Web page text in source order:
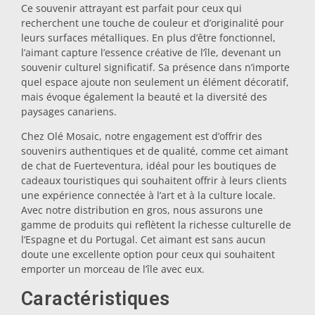
Verres
Verres à shot
Souvenirs par ville
Souvenirs d'Espagne
Ce souvenir attrayant est parfait pour ceux qui
recherchent une touche de couleur et d’originalité pour
leurs surfaces métalliques. En plus d’être fonctionnel,
l’aimant capture l’essence créative de l’île, devenant un
souvenir culturel significatif. Sa présence dans n’importe
quel espace ajoute non seulement un élément décoratif,
mais évoque également la beauté et la diversité des
paysages canariens.
Chez Olé Mosaic, notre engagement est d’offrir des
souvenirs authentiques et de qualité, comme cet aimant
de chat de Fuerteventura, idéal pour les boutiques de
cadeaux touristiques qui souhaitent offrir à leurs clients
une expérience connectée à l’art et à la culture locale.
Avec notre distribution en gros, nous assurons une
gamme de produits qui reflètent la richesse culturelle de
l’Espagne et du Portugal. Cet aimant est sans aucun
doute une excellente option pour ceux qui souhaitent
emporter un morceau de l’île avec eux.
Caractéristiques